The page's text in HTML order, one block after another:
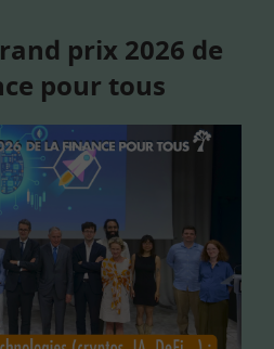
prix 2026 de
pour tous